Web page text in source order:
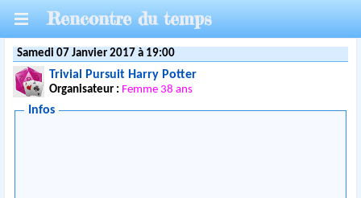
Rencontre du temps
Samedi 07 Janvier 2017 à 19:00
Trivial Pursuit Harry Potter
Organisateur : Femme 38 ans
Infos